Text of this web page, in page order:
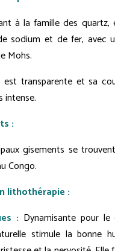
à la famille des quartz,
sodium et de fer, avec
Mohs.
est transparente et sa
intense.
:
gisements se
Congo.
lithothérapie :
: Dynamisante pour
stimule la bonne